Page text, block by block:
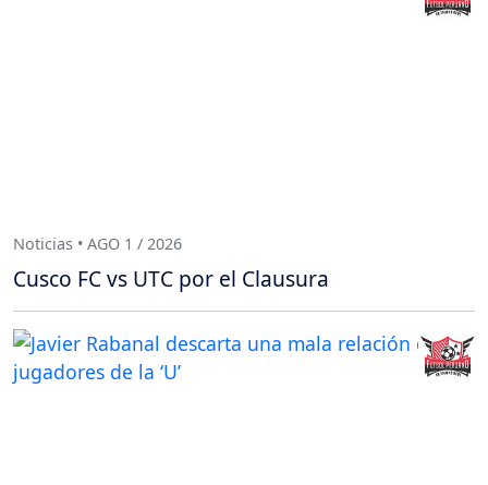
Noticias • AGO 1 / 2026
Cusco FC vs UTC por el Clausura